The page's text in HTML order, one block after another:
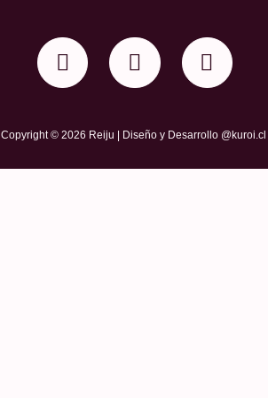
Copyright © 2026 Reiju | Diseño y Desarrollo @kuroi.cl